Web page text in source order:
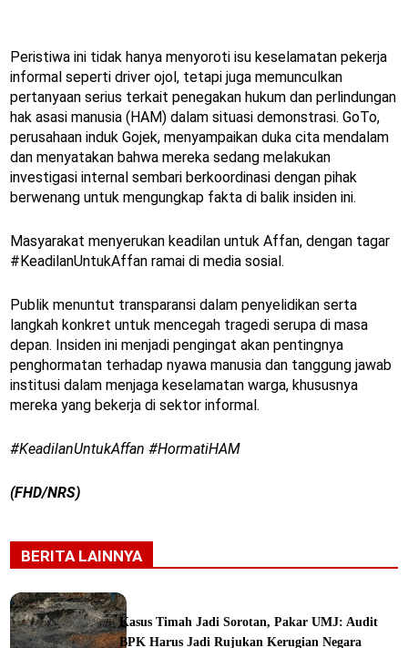
Peristiwa ini tidak hanya menyoroti isu keselamatan pekerja
informal seperti driver ojol, tetapi juga memunculkan
pertanyaan serius terkait penegakan hukum dan perlindungan
hak asasi manusia (HAM) dalam situasi demonstrasi. GoTo,
perusahaan induk Gojek, menyampaikan duka cita mendalam
dan menyatakan bahwa mereka sedang melakukan
investigasi internal sembari berkoordinasi dengan pihak
berwenang untuk mengungkap fakta di balik insiden ini.
Masyarakat menyerukan keadilan untuk Affan, dengan tagar
#KeadilanUntukAffan ramai di media sosial.
Publik menuntut transparansi dalam penyelidikan serta
langkah konkret untuk mencegah tragedi serupa di masa
depan. Insiden ini menjadi pengingat akan pentingnya
penghormatan terhadap nyawa manusia dan tanggung jawab
institusi dalam menjaga keselamatan warga, khususnya
mereka yang bekerja di sektor informal.
#KeadilanUntukAffan #HormatiHAM
(FHD/NRS)
BERITA LAINNYA
Kasus Timah Jadi Sorotan, Pakar UMJ: Audit
BPK Harus Jadi Rujukan Kerugian Negara